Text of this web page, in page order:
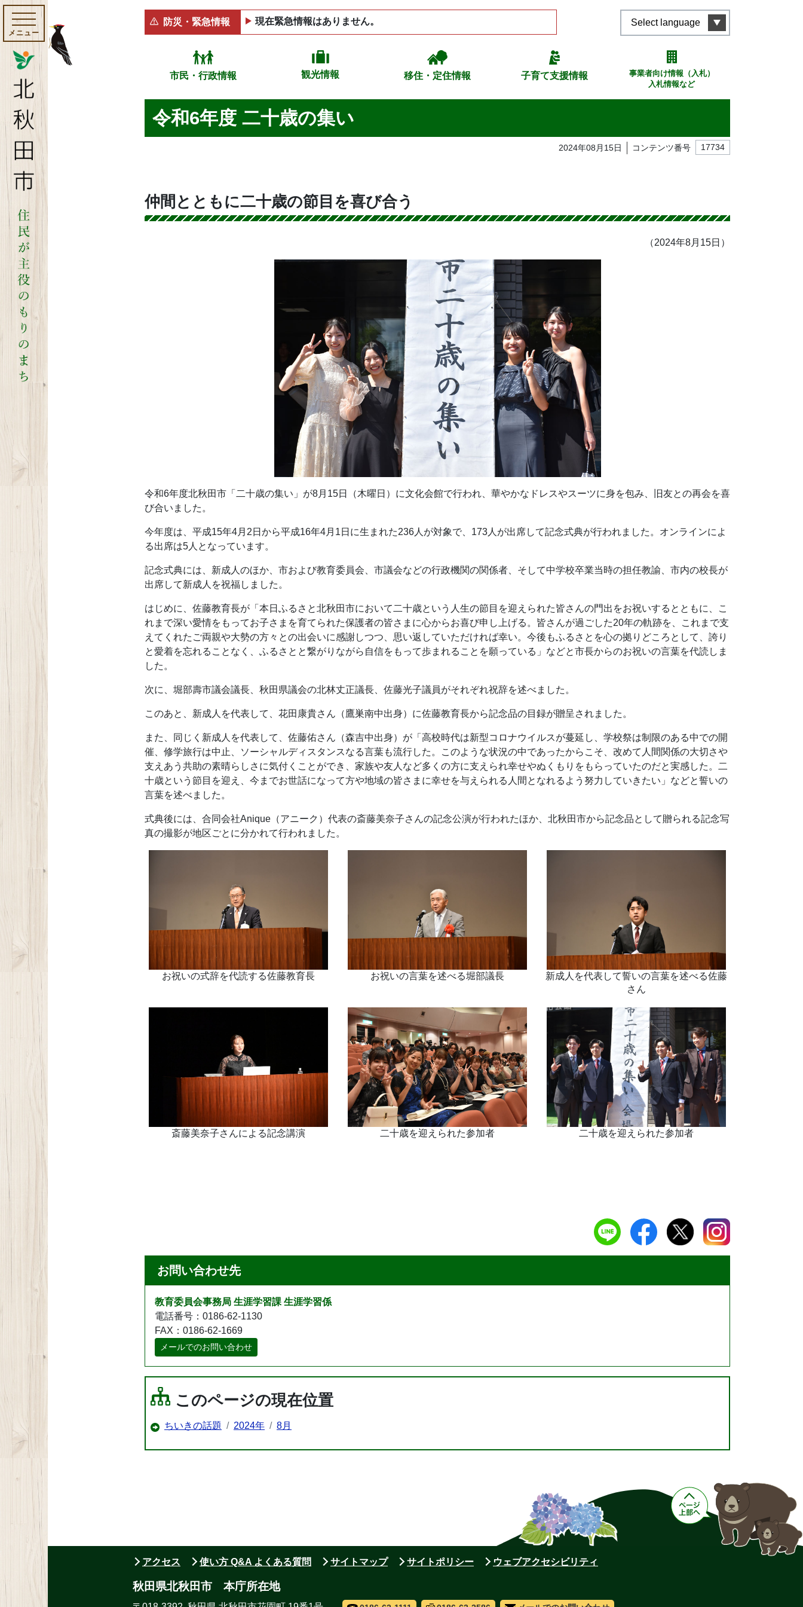
メニュー
防災・緊急情報 現在緊急情報はありません。 Select language
市民・行政情報 観光情報 移住・定住情報 子育て支援情報
事業者向け情報（入札）
入札情報など
令和6年度 二十歳の集い
2024年08月15日 コンテンツ番号 17734
仲間とともに二十歳の節目を喜び合う
（2024年8月15日）
令和6年度北秋田市「二十歳の集い」が8月15日（木曜日）に文化会館で行われ、華やかなドレスやスーツに身を包み、旧友との再会を喜
び合いました。
今年度は、平成15年4月2日から平成16年4月1日に生まれた236人が対象で、173人が出席して記念式典が行われました。オンラインによ
る出席は5人となっています。
記念式典には、新成人のほか、市および教育委員会、市議会などの行政機関の関係者、そして中学校卒業当時の担任教諭、市内の校長が
出席して新成人を祝福しました。
はじめに、佐藤教育長が「本日ふるさと北秋田市において二十歳という人生の節目を迎えられた皆さんの門出をお祝いするとともに、こ
れまで深い愛情をもってお子さまを育てられた保護者の皆さまに心からお喜び申し上げる。皆さんが過ごした20年の軌跡を、これまで支
えてくれたご両親や大勢の方々との出会いに感謝しつつ、思い返していただければ幸い。今後もふるさとを心の拠りどころとして、誇り
と愛着を忘れることなく、ふるさとと繋がりながら自信をもって歩まれることを願っている」などと市長からのお祝いの言葉を代読しま
した。
次に、堀部壽市議会議長、秋田県議会の北林丈正議長、佐藤光子議員がそれぞれ祝辞を述べました。
このあと、新成人を代表して、花田康貴さん（鷹巣南中出身）に佐藤教育長から記念品の目録が贈呈されました。
また、同じく新成人を代表して、佐藤佑さん（森吉中出身）が「高校時代は新型コロナウイルスが蔓延し、学校祭は制限のある中での開
催、修学旅行は中止、ソーシャルディスタンスなる言葉も流行した。このような状況の中であったからこそ、改めて人間関係の大切さや
支えあう共助の素晴らしさに気付くことができ、家族や友人など多くの方に支えられ幸せやぬくもりをもらっていたのだと実感した。二
十歳という節目を迎え、今までお世話になって方や地域の皆さまに幸せを与えられる人間となれるよう努力していきたい」などと誓いの
言葉を述べました。
式典後には、合同会社Anique（アニーク）代表の斎藤美奈子さんの記念公演が行われたほか、北秋田市から記念品として贈られる記念写
真の撮影が地区ごとに分かれて行われました。
お祝いの式辞を代読する佐藤教育長 お祝いの言葉を述べる堀部議長
新成人を代表して誓いの言葉を述べる佐藤
さん
斎藤美奈子さんによる記念講演 二十歳を迎えられた参加者 二十歳を迎えられた参加者
お問い合わせ先
教育委員会事務局 生涯学習課 生涯学習係
電話番号：0186-62-1130
FAX：0186-62-1669
メールでのお問い合わせ
このページの現在位置
ちいきの話題 2024年 8月
アクセス 使い方 Q&A よくある質問 サイトマップ サイトポリシー ウェブアクセシビリティ
秋田県北秋田市 本庁所在地